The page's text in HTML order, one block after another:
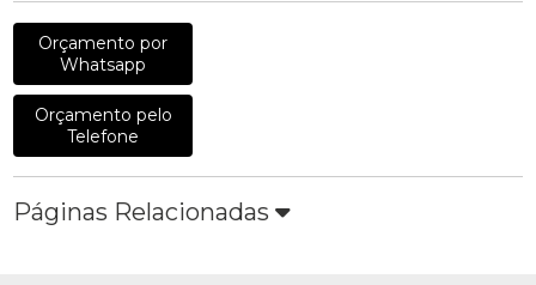
Orçamento por
Whatsapp
Orçamento pelo
Telefone
Páginas Relacionadas